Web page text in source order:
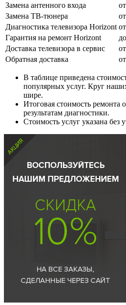
Замена антенного входа
Замена ТВ-тюнера
Диагностика телевизора Horizont
Гарантия на ремонт Horizont
Доставка телевизора в сервис
Обратная доставка
В таблице приведена
популярных услуг. Круг
шире.
Итоговая стоимость ремонта
результатам диагностики.
Стоимость услуг указана без